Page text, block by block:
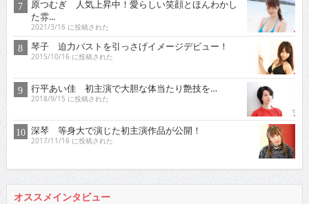
原つむぎ 人気上昇中！愛らしい笑顔とほんわかし
た雰...
2021/3/16 に投稿された
琴子 迫力バストを引っさげイメージデビュー！
2015/10/16 に投稿された
行平あい佳 初主演で大胆な体当たり艶技を…
2018/9/15 に投稿された
深琴 等身大で演じた初主演作品が公開！
2017/11/16 に投稿された
オススメインタビュー